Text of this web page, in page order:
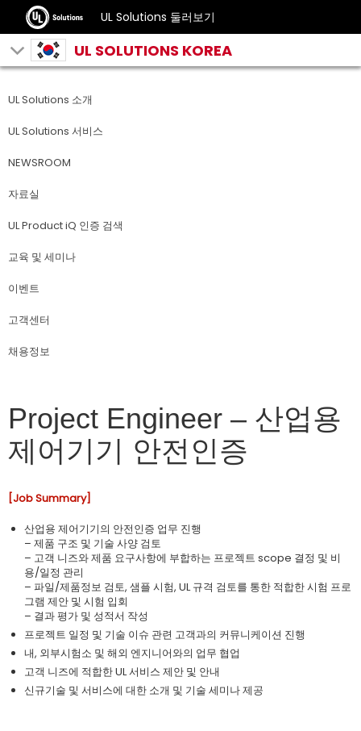
UL Solutions 둘러보기
UL SOLUTIONS KOREA
UL Solutions 소개
UL Solutions 서비스
NEWSROOM
자료실
UL Product iQ 인증 검색
교육 및 세미나
이벤트
고객센터
채용정보
Project Engineer – 산업용
제어기기 안전인증
[Job Summary]
산업용 제어기기의 안전인증 업무 진행
– 제품 구조 및 기술 사양 검토
– 고객 니즈와 제품 요구사항에 부합하는 프로젝트 scope 결정 및 비
용/일정 관리
– 파일/제품정보 검토, 샘플 시험, UL 규격 검토를 통한 적합한 시험 프로
그램 제안 및 시험 입회
– 결과 평가 및 성적서 작성
프로젝트 일정 및 기술 이슈 관련 고객과의 커뮤니케이션 진행
내, 외부시험소 및 해외 엔지니어와의 업무 협업
고객 니즈에 적합한 UL 서비스 제안 및 안내
신규기술 및 서비스에 대한 소개 및 기술 세미나 제공